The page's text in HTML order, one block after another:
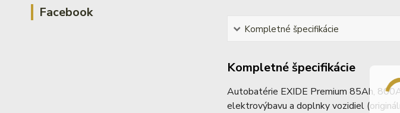
Facebook
Kompletné špecifikácie
Kompletné špecifikácie
Autobatérie EXIDE Premium 85Ah,
elektrovýbavu a doplnky vozidiel